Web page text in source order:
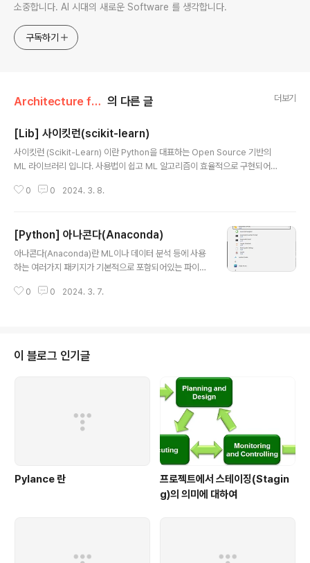
소중합니다. AI 시대의 새로운 Software 를 생각합니다.
구독하기
Architecture for Software/AI 의 다른 글 더보기
[Lib] 사이킷런(scikit-learn)
사이킷런 (Scikit-Learn) 이란 Python을 대표하는 Open Source 기반의
ML 라이브러리 입니다. 사용법이 쉽고 ML 알고리즘이 효율적으로 구현되어
achine learning in Python — scikit-learn 0.16.1 documentation sci
0 0 2024. 3. 8.
[Python] 아나콘다(Anaconda)
아나콘다(Anaconda)란 ML이나 데이터 분석 등에 사용
하는 여러가지 패키지가 기본적으로 포함되어있는 파이썬
ok과 같은 파이썬 개발 환경을 구성할 수 있습니다. http
perts. www.anaconda.com 만약 Windows 환경에
서 Python 개발을 한다면 pip 사용이 쉽지 않으므로 아나
콘다 사용을 강력히 권장합니다. 위의 사이트에서 아나콘
0 0 2024. 3. 7.
이 블로그 인기글
Pylance 란
프로젝트에서 스테이징(Stagin
g)의 의미에 대하여